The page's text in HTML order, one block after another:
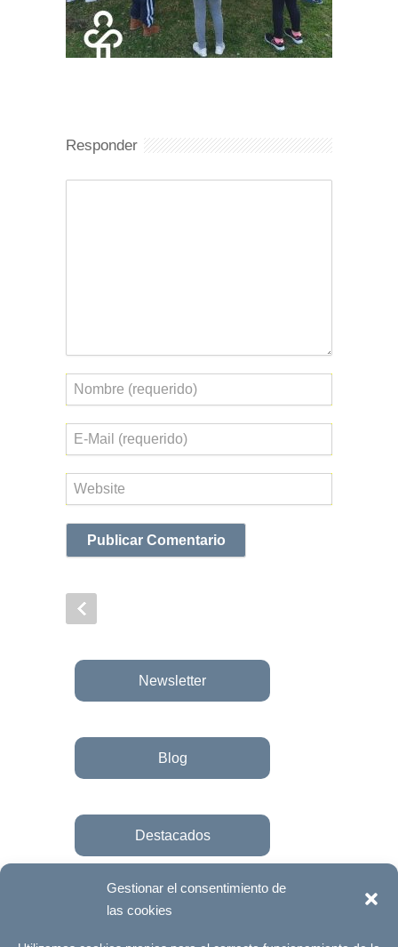
Gestionar el consentimiento de
las cookies
Responder
Nombre
Correo
electrónico
Web
Newsletter
Blog
Destacados
Únete a la fundación